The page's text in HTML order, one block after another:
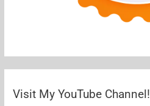
Visit My YouTube Channel!